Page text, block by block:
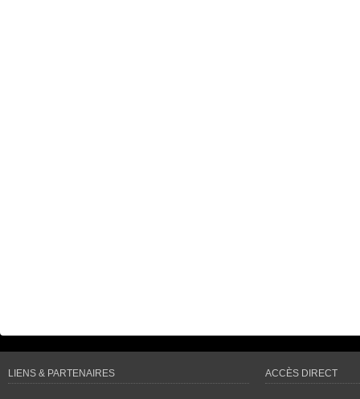
LIENS & PARTENAIRES ACCÈS DIRECT